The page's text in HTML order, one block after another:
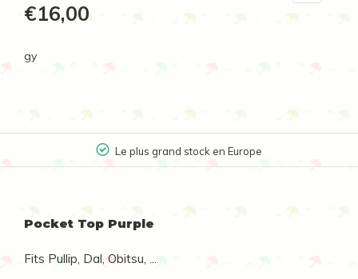
€16,00
gy
Le plus grand stock en Europe
Pocket Top Purple
Fits Pullip, Dal, Obitsu, ...